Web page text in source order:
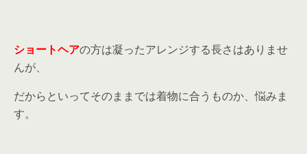
ショートヘアの方は凝ったアレンジする長さはありませ
んが、
だからといってそのままでは着物に合うものか、悩みま
す。